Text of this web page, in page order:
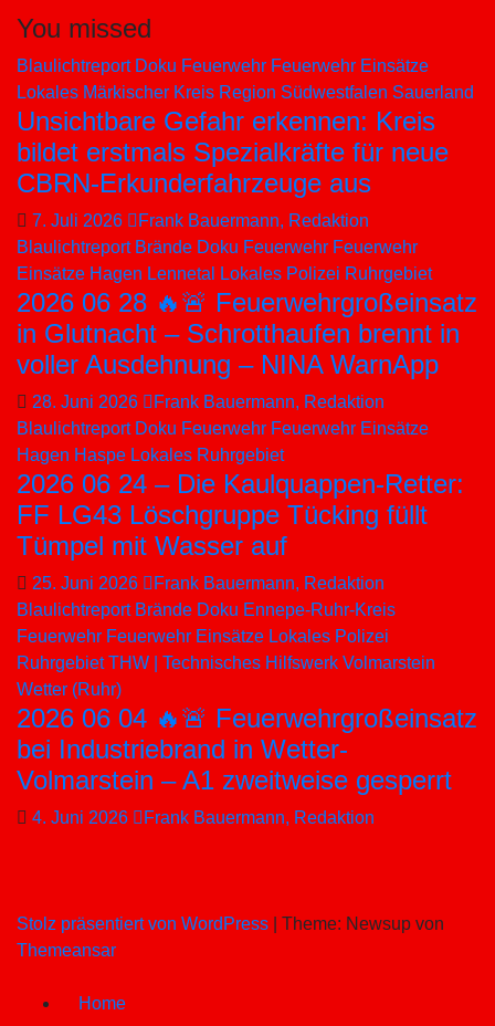
You missed
Blaulichtreport Doku Feuerwehr Feuerwehr Einsätze
Lokales Märkischer Kreis Region Südwestfalen Sauerland
Unsichtbare Gefahr erkennen: Kreis
bildet erstmals Spezialkräfte für neue
CBRN-Erkunderfahrzeuge aus
7. Juli 2026
Frank Bauermann, Redaktion
Blaulichtreport Brände Doku Feuerwehr Feuerwehr
Einsätze Hagen Lennetal Lokales Polizei Ruhrgebiet
2026 06 28 🔥🚨 Feuerwehrgroßeinsatz
in Glutnacht – Schrotthaufen brennt in
voller Ausdehnung – NINA WarnApp
28. Juni 2026
Frank Bauermann, Redaktion
Blaulichtreport Doku Feuerwehr Feuerwehr Einsätze
Hagen Haspe Lokales Ruhrgebiet
2026 06 24 – Die Kaulquappen-Retter:
FF LG43 Löschgruppe Tücking füllt
Tümpel mit Wasser auf
25. Juni 2026
Frank Bauermann, Redaktion
Blaulichtreport Brände Doku Ennepe-Ruhr-Kreis
Feuerwehr Feuerwehr Einsätze Lokales Polizei
RuhrgebietTHW | Technisches Hilfswerk Volmarstein
Wetter (Ruhr)
2026 06 04 🔥🚨 Feuerwehrgroßeinsatz
bei Industriebrand in Wetter-
Volmarstein – A1 zweitweise gesperrt
4. Juni 2026 Frank Bauermann, Redaktion
Stolz präsentiert von WordPress
Theme: Newsup von
Themeansar
Home